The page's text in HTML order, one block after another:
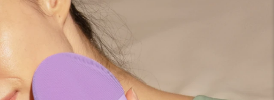
Meine Bestellungen